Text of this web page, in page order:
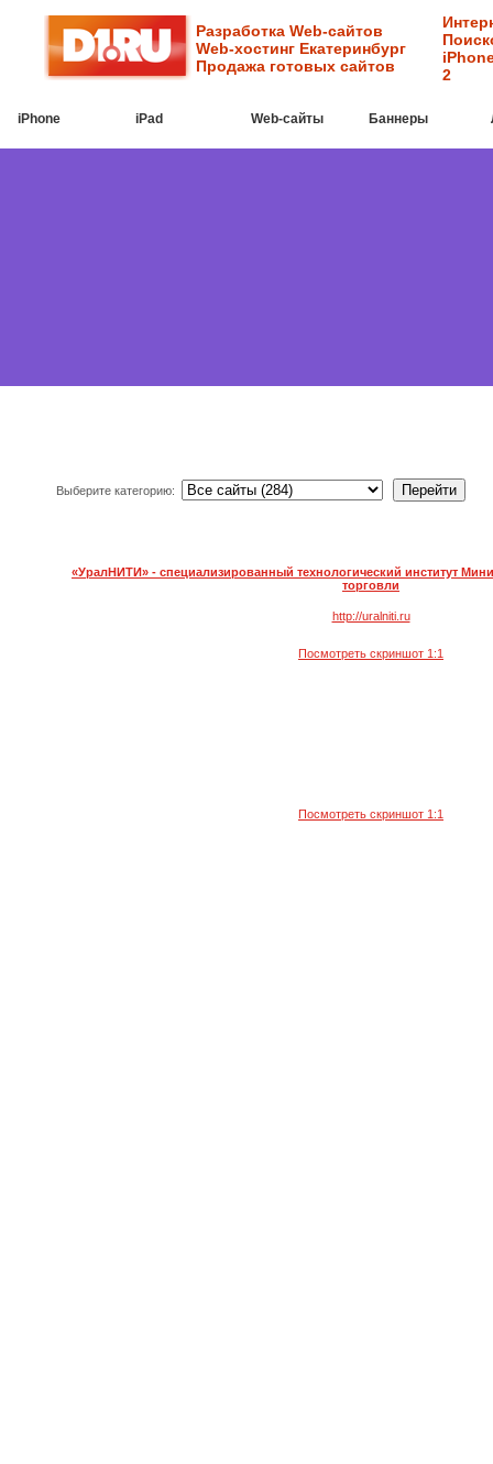
Разработка Web-сайтов
Web-хостинг Екатеринбург
Продажа готовых сайтов
2
iPhone iPad Web-cайты Баннеры
Выберите категорию:
«УралНИТИ» - специализированный технологический институт
торговли
http://uralniti.ru
Посмотреть скриншот 1:1
Посмотреть скриншот 1:1